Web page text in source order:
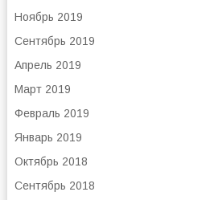
Ноябрь 2019
Сентябрь 2019
Апрель 2019
Март 2019
Февраль 2019
Январь 2019
Октябрь 2018
Сентябрь 2018